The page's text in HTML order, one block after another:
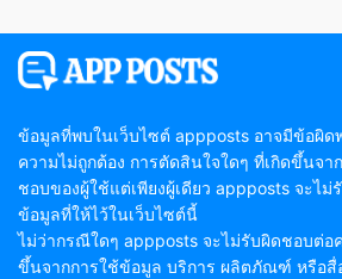
ข้อมูลที่พบในเว็บไซต์ appposts อาจมีข้อผิด
ความไม่ถูกต้อง การตัดสินใจใดๆ ที่เกิดขึ้นจ
ชอบของผู้ใช้แต่เพียงผู้เดียว appposts จะไม่
ข้อมูลที่ให้ไว้ในเว็บไซต์นี้
ไม่ว่ากรณีใดๆ appposts จะไม่รับผิดชอบต่อ
ขึ้นจากการใช้ข้อมูล บริการ ผลิตภัณฑ์ หรือสื่